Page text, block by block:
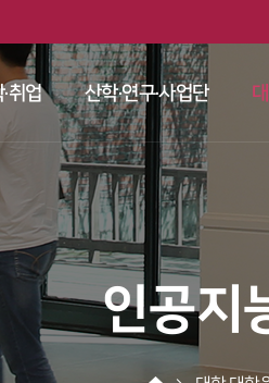
학교
취업 산학·연구·사업단
인공지